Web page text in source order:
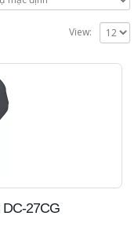
View:
DC-27CG